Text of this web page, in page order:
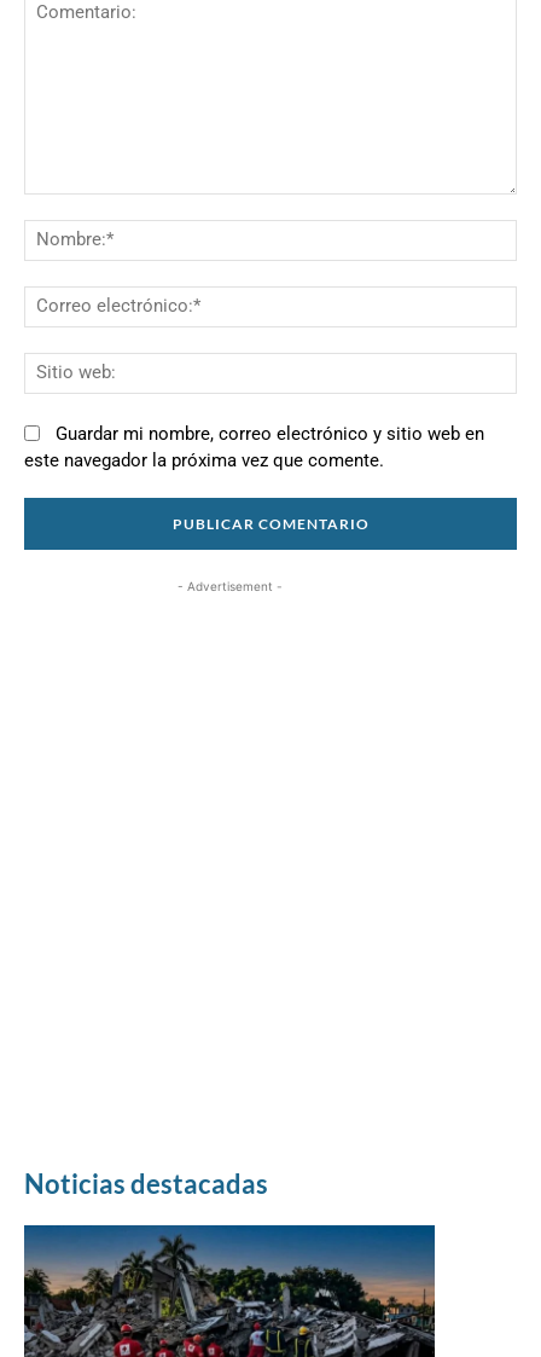
Guardar mi nombre, correo electrónico y sitio web en
este navegador la próxima vez que comente.
- Advertisement -
Noticias destacadas